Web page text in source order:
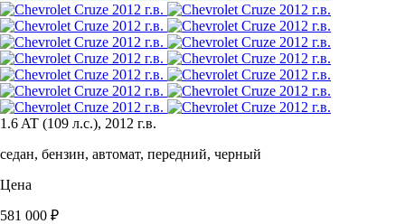
1.6 AT (109 л.с.), 2012 г.в.
седан, бензин, автомат, передний, черный
Цена
581 000 ₽